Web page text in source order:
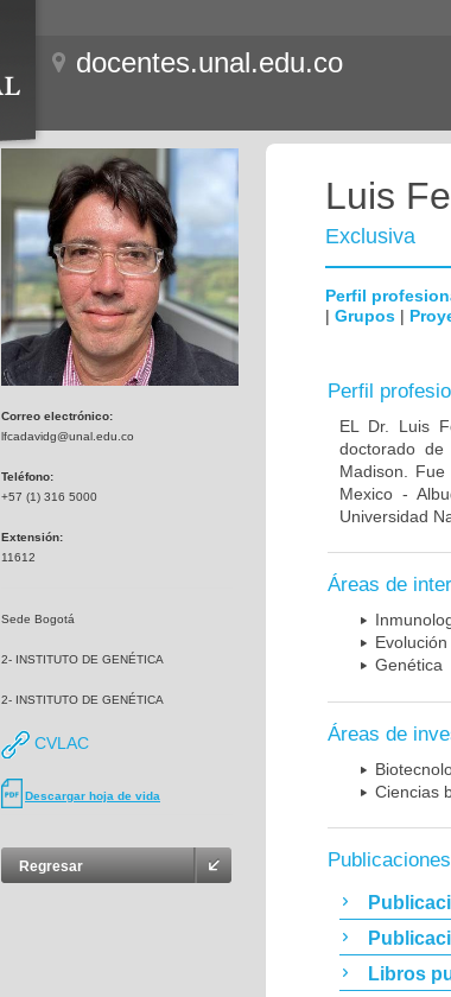
docentes.unal.edu.co
Correo electrónico:
lfcadavidg@unal.edu.co
Teléfono:
+57 (1) 316 5000
Extensión:
11612
Sede Bogotá
2- INSTITUTO DE GENÉTICA
2- INSTITUTO DE GENÉTICA
CVLAC
Descargar hoja de vida
Regresar
Luis
Exclusiva
Perfil
| Grupos |
Perfil
EL Dr. Luis
doctorado
Madison.
Mexico -
Universidad
Áreas de
Evolución
Genética
Áreas de
Ciencias
Publicaciones
Libros